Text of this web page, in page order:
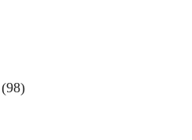
(98)